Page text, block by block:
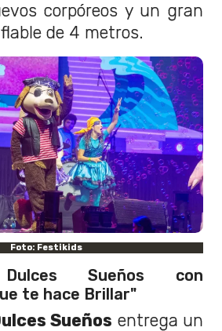
corpóreos y un gran
de 4 metros.
Foto: Festikids
Sueños con
te hace Brillar"
Sueños entrega un